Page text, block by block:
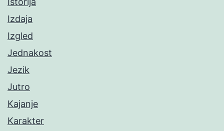
Izdaja
Izgled
Jednakost
Jezik
Jutro
Kajanje
Karakter